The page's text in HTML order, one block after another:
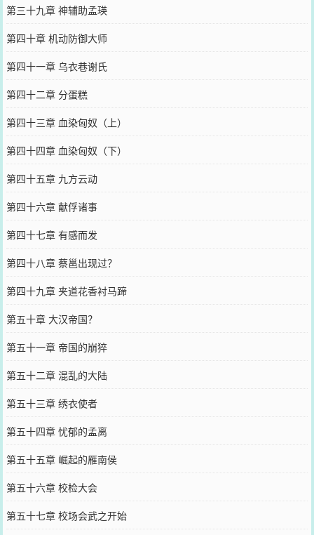
第三十九章 神辅助孟瑛
第四十章 机动防御大师
第四十一章 乌衣巷谢氏
第四十二章 分蛋糕
第四十三章 血染匈奴（上）
第四十四章 血染匈奴（下）
第四十五章 九方云动
第四十六章 献俘诸事
第四十七章 有感而发
第四十八章 蔡邕出现过？
第四十九章 夹道花香衬马蹄
第五十章 大汉帝国？
第五十一章 帝国的崩猝
第五十二章 混乱的大陆
第五十三章 绣衣使者
第五十四章 忧郁的孟离
第五十五章 崛起的雁南侯
第五十六章 校检大会
第五十七章 校场会武之开始